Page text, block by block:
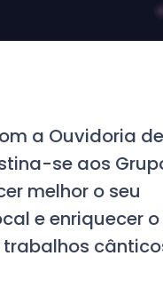
a Ouvidoria de
se aos
melhor o seu
e enriquecer o